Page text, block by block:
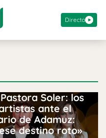
Directo
Soler: los
ante el
de Adamuz:
destino roto»